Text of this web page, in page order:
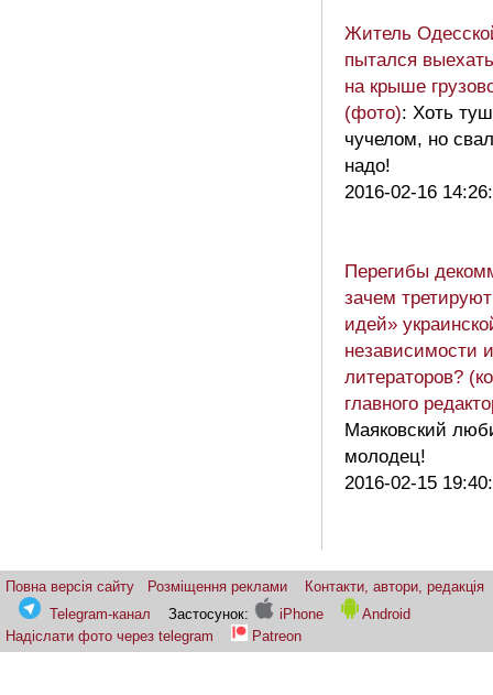
Житель
пытался
на крыше
(фото): Хоть
чучелом, но
надо!
2016-02-16
Перегибы
зачем
идей»
независимости
литераторов?
главного
Маяковский
молодец!
2016-02-15
Повна версія сайту Розміщення реклами
Контакти, автори, редакція
Telegram-канал
Застосунок: iPhone
Android
Надіслати фото через telegram
Patreon